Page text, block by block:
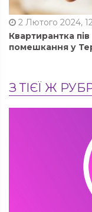
2 Лютого 2024,
Квартирантка
помешкання у
З ТІЄЇ Ж